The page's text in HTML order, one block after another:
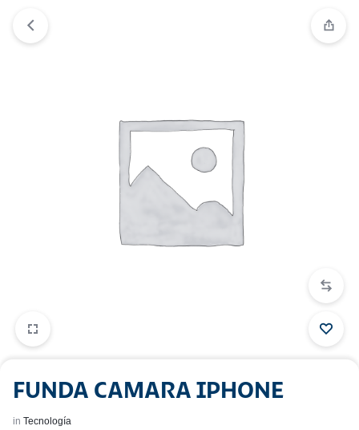
FUNDA CAMARA IPHONE
in Tecnología